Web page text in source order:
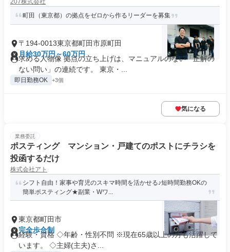
207株式会社
町田（東京都）の拠点をゼロから作るリーダーを募集
〒194-0013東京都町田市原町田
月給30万円～60万円
求める人物像 拠点の立ち上げは、マニュアルのない「正解の
ない問い」の連続です。 東京・...
即日勤務OK +3個
気になる
業務委託
ポスティング マンション・戸建てのポストにチラシを
投函するだけ
株式会社アト
シフト自由！家事や育児のスキマ時間を活かせる♪短時間勤務OKの
簡単ポスティング★副業・Wワ...
東京都町田市
完全歩合制
経験・資格 ◇年齢・性別不問 ※現在65歳以上の方も活躍して
います。 ◇主婦(主夫)さ...